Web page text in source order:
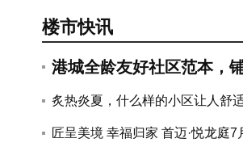
楼市快讯
港城全龄友好社区范本，
炙热炎夏，什么样的小区让人舒
匠呈美境 幸福归家 首迈·悦龙庭
关于进一步优化